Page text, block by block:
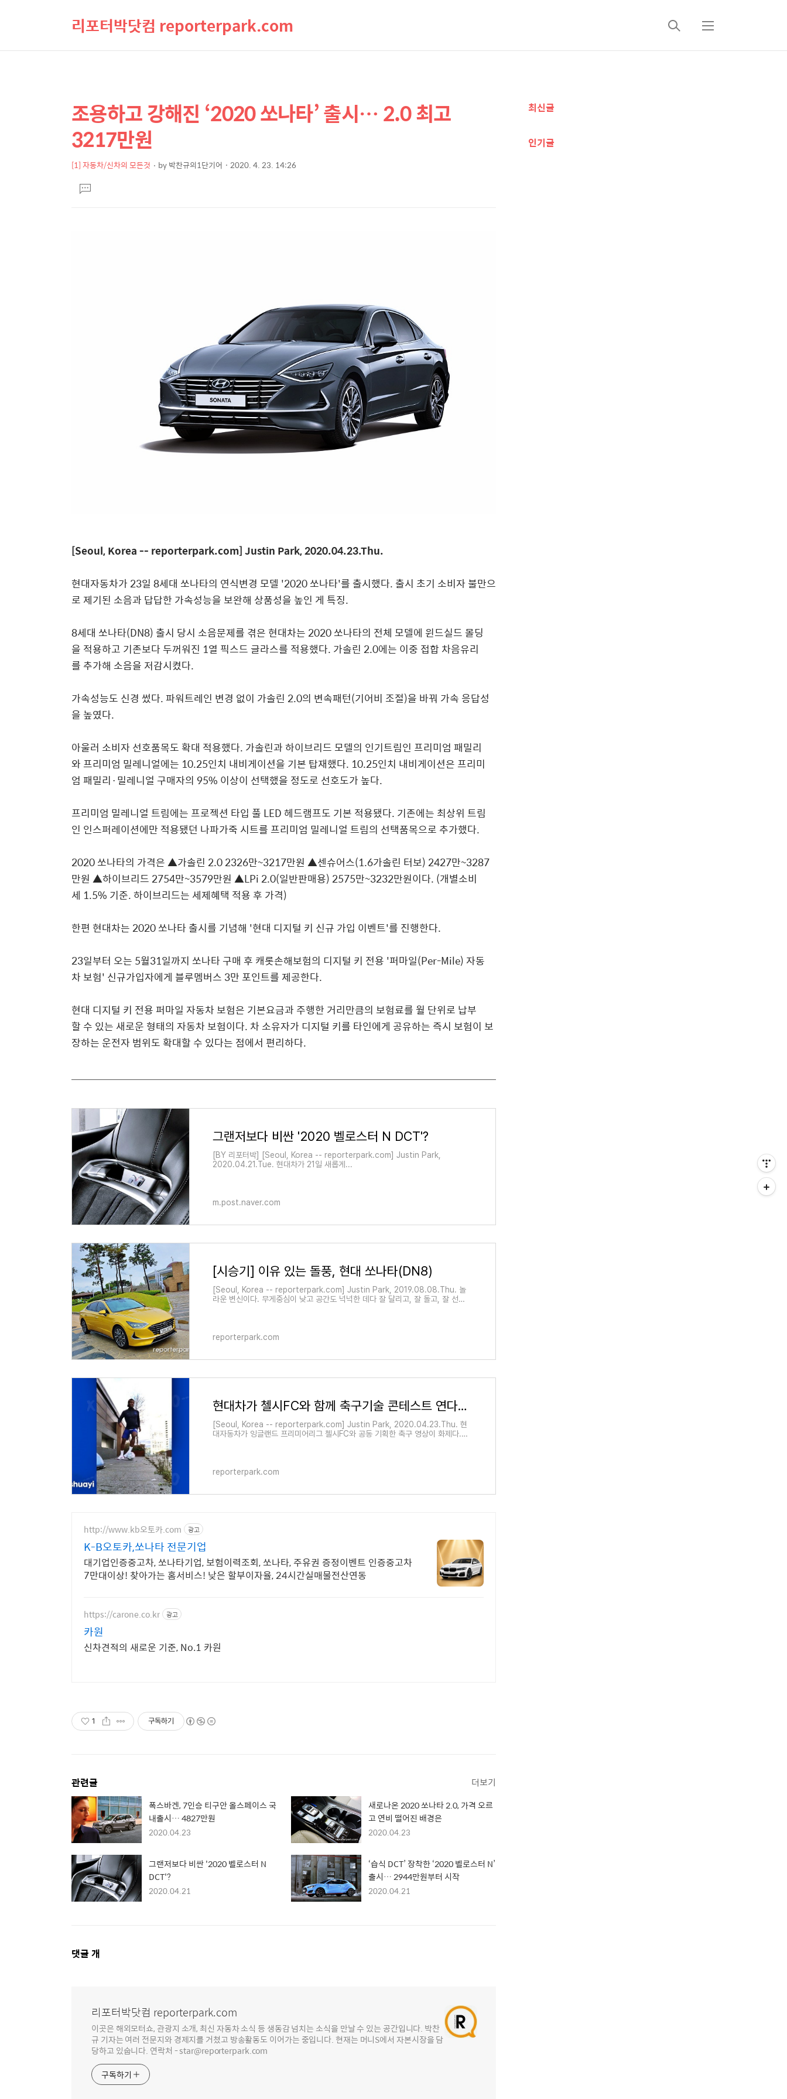
리포터박닷컴 reporterpark.com
검
메
상
세
컨
텐
본
문
제
목
조용하고 강해진 ‘2020 쏘나타’ 출시… 2.0 최고
3217만원
[1] 자동차/신차의 모든것 by박찬규의1단기어 2020. 4. 23. 14:26
문댓
글
[Seoul, Korea -- reporterpark.com] Justin Park, 2020.04.23.Thu.
현대자동차가 23일 8세대 쏘나타의 연식변경 모델 '2020 쏘나타'를 출시했다. 출시 초기 소비자 불만으
로 제기된 소음과 답답한 가속성능을 보완해 상품성을 높인 게 특징.
8세대 쏘나타(DN8) 출시 당시 소음문제를 겪은 현대차는 2020 쏘나타의 전체 모델에 윈드실드 몰딩
을 적용하고 기존보다 두꺼워진 1열 픽스드 글라스를 적용했다. 가솔린 2.0에는 이중 접합 차음유리
를 추가해 소음을 저감시켰다.
가속성능도 신경 썼다. 파워트레인 변경 없이 가솔린 2.0의 변속패턴(기어비 조절)을 바꿔 가속 응답성
을 높였다.
아울러 소비자 선호품목도 확대 적용했다. 가솔린과 하이브리드 모델의 인기트림인 프리미엄 패밀리
와 프리미엄 밀레니얼에는 10.25인치 내비게이션을 기본 탑재했다. 10.25인치 내비게이션은 프리미
엄 패밀리·밀레니얼 구매자의 95% 이상이 선택했을 정도로 선호도가 높다.
프리미엄 밀레니얼 트림에는 프로젝션 타입 풀 LED 헤드램프도 기본 적용됐다. 기존에는 최상위 트림
인 인스퍼레이션에만 적용됐던 나파가죽 시트를 프리미엄 밀레니얼 트림의 선택품목으로 추가했다.
2020 쏘나타의 가격은 ▲가솔린 2.0 2326만~3217만원 ▲센슈어스(1.6가솔린 터보) 2427만~3287
만원 ▲하이브리드 2754만~3579만원 ▲LPi 2.0(일반판매용) 2575만~3232만원이다. (개별소비
세 1.5% 기준. 하이브리드는 세제혜택 적용 후 가격)
한편 현대차는 2020 쏘나타 출시를 기념해 '현대 디지털 키 신규 가입 이벤트'를 진행한다.
23일부터 오는 5월31일까지 쏘나타 구매 후 캐롯손해보험의 디지털 키 전용 '퍼마일(Per-Mile) 자동
차 보험' 신규가입자에게 블루멤버스 3만 포인트를 제공한다.
현대 디지털 키 전용 퍼마일 자동차 보험은 기본요금과 주행한 거리만큼의 보험료를 월 단위로 납부
할 수 있는 새로운 형태의 자동차 보험이다. 차 소유자가 디지털 키를 타인에게 공유하는 즉시 보험이 보
장하는 운전자 범위도 확대할 수 있다는 점에서 편리하다.
그랜저보다 비싼 '2020 벨로스터 N DCT'?
[BY 리포터박] [Seoul, Korea -- reporterpark.com] Justin Park,
2020.04.21.Tue. 현대차가 21일 새롭게...
m.post.naver.com
[시승기] 이유 있는 돌풍, 현대 쏘나타(DN8)
[Seoul, Korea -- reporterpark.com] Justin Park, 2019.08.08.Thu. 놀
라운 변신이다. 무게중심이 낮고 공간도 넉넉한 데다 잘 달리고, 잘 돌고, 잘 선다.
reporterpark.com
현대차가 첼시FC와 함께 축구기술 콘테스트 연다고?
[Seoul, Korea -- reporterpark.com] Justin Park, 2020.04.23.Thu. 현
대자동차가 잉글랜드 프리미어리그 첼시FC와 공동 기획한 축구 영상이 화제다.
reporterpark.com
http://www.kb오토카.com 광고
K-B오토카,쏘나타 전문기업
대기업인증중고차, 쏘나타기업, 보험이력조회, 쏘나타, 주유권 증정이벤트 인증중고차
7만대이상! 찾아가는 홈서비스! 낮은 할부이자율, 24시간실매물전산연동
https://carone.co.kr 광고
카원
신차견적의 새로운 기준, No.1 카원
1 구독하기
관련글 더보기
폭스바겐, 7인승 티구안 올스페이스 국
내출시… 4827만원
2020.04.23
새로나온 2020 쏘나타 2.0, 가격 오르
고 연비 떨어진 배경은
2020.04.23
그랜저보다 비싼 '2020 벨로스터 N
DCT'?
2020.04.21
‘습식 DCT’ 장착한 ‘2020 벨로스터 N’
출시… 2944만원부터 시작
2020.04.21
댓
댓글 개
리포터박닷컴 reporterpark.com
이곳은 해외모터쇼, 관광지 소개, 최신 자동차 소식 등 생동감 넘치는 소식을 만날 수 있는 공간입니다. 박찬
규 기자는 여러 전문지와 경제지를 거쳤고 방송활동도 이어가는 중입니다. 현재는 머니S에서 자본시장을 담
당하고 있숩니다. 연락처 - star@reporterpark.com
구독하기
추
정
최신글
인기글